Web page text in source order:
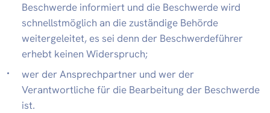
Beschwerde informiert und die Beschwerde wird
schnellstmöglich an die zuständige Behörde
weitergeleitet, es sei denn der Beschwerdeführer
erhebt keinen Widerspruch;
wer der Ansprechpartner und wer der
Verantwortliche für die Bearbeitung der Beschwerde
ist.